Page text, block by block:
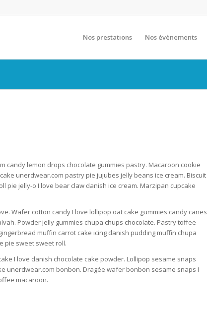
Nos prestations Nos évènements
candy lemon drops chocolate gummies pastry. Macaroon cookie
unerdwear.com pastry pie jujubes jelly beans ice cream. Biscuit
pie jelly-o I love bear claw danish ice cream. Marzipan cupcake
Wafer cotton candy I love lollipop oat cake gummies candy canes
Powder jelly gummies chupa chups chocolate. Pastry toffee
muffin carrot cake icing danish pudding muffin chupa
pie sweet sweet roll.
I love danish chocolate cake powder. Lollipop sesame snaps
unerdwear.com bonbon. Dragée wafer bonbon sesame snaps I
macaroon.